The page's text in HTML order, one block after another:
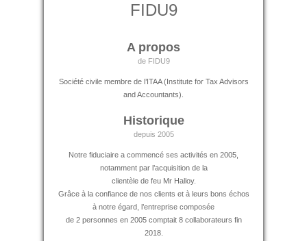
FIDU9
A propos
de FIDU9
Société civile membre de l’ITAA (Institute for Tax Advisors
and Accountants).
Historique
depuis 2005
Notre fiduciaire a commencé ses activités en 2005,
notamment par l’acquisition de la
clientèle de feu Mr Halloy.
Grâce à la confiance de nos clients et à leurs bons échos
à notre égard, l’entreprise composée
de 2 personnes en 2005 comptait 8 collaborateurs fin
2018.